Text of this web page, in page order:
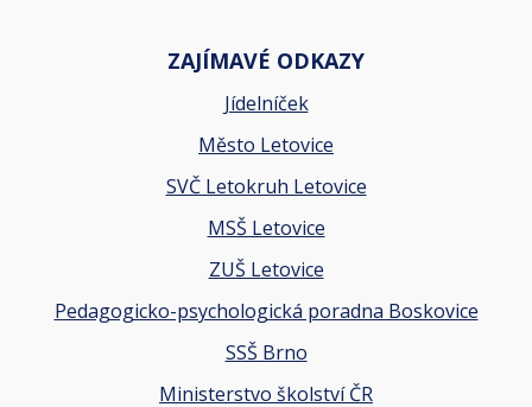
ZAJÍMAVÉ ODKAZY
Jídelníček
Město Letovice
SVČ Letokruh Letovice
MSŠ Letovice
ZUŠ Letovice
Pedagogicko-psychologická poradna Boskovice
SSŠ Brno
Ministerstvo školství ČR